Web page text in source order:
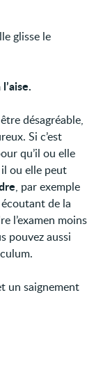
glisse le
désagréable,
Si c’est
qu’il ou elle
ou elle peut
, par exemple
de la
l’examen moins
pouvez aussi
un saignement